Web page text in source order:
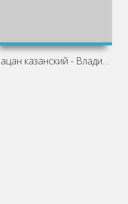
Пацан казанский - Владимир Богданов